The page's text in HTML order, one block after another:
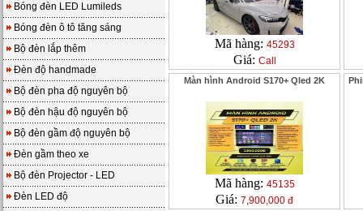
Bóng đèn LED Lumileds
Bóng đèn ô tô tăng sáng
Bộ đèn lắp thêm
Đèn độ handmade
Bộ đèn pha độ nguyên bộ
Bộ đèn hậu độ nguyên bộ
Bộ đèn gầm độ nguyên bộ
Đèn gầm theo xe
Bộ đèn Projector - LED
Đèn LED độ
Mã hàng: 45293
Giá: Call
Màn hình Android S170+ Qled 2K
Mã hàng: 45135
Giá: 7,900,000 đ